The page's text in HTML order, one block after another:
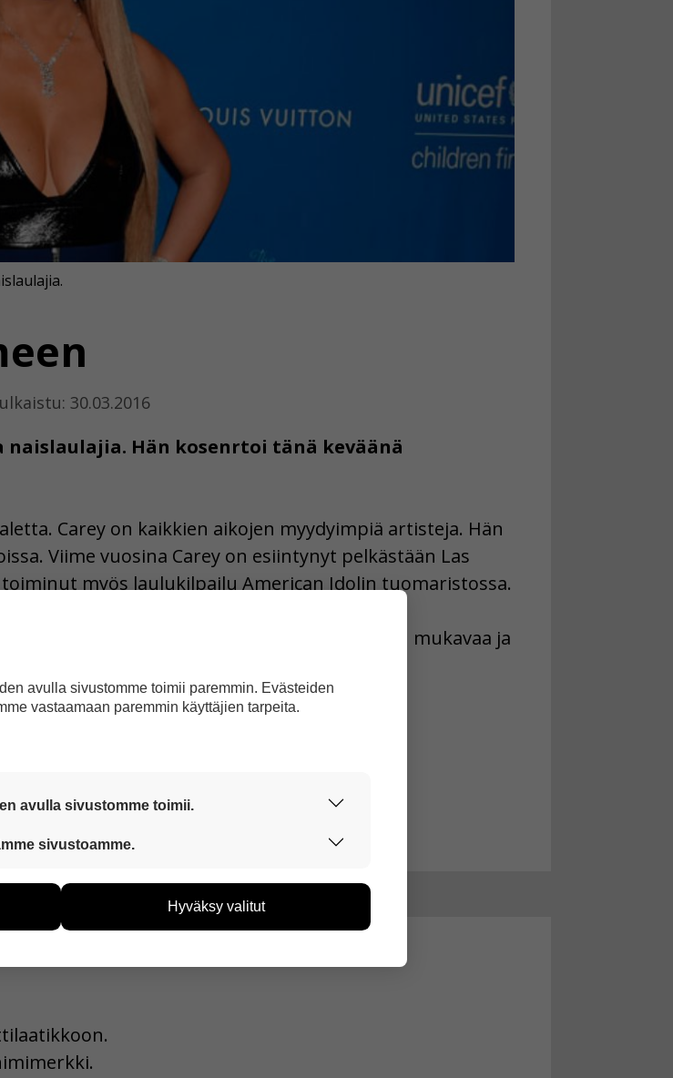
30.03.2016
Hän kosenrtoi tänä keväänä
Carey on kaikkien aikojen myydyimpiä artisteja. Hän
Viime vuosina Carey on esiintynyt pelkästään Las
myös laulukilpailu American Idolin tuomaristossa.
Hänen kiertue-elämänsä on hyvin mukavaa ja
Helsingin Areenassa 4. huhtikuuta.
avulla sivustomme toimii paremmin. Evästeiden
vastaamaan paremmin käyttäjien tarpeita.
avulla sivustomme toimii.
sivustoamme voi käyttää sujuvasti ja turvallisesti.
sivustoamme.
paremmin käyttäjien tarpeita. Tietoa kerätään
sivuja käytetään ja miten sivuilla liikutaan. Emme
nimiä, eikä tietoja voi yhdistää yksittäiseen
käytön.
Hyväksy valitut